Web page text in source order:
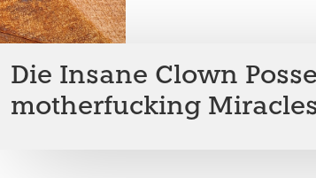
Die Insane Clown
motherfucking